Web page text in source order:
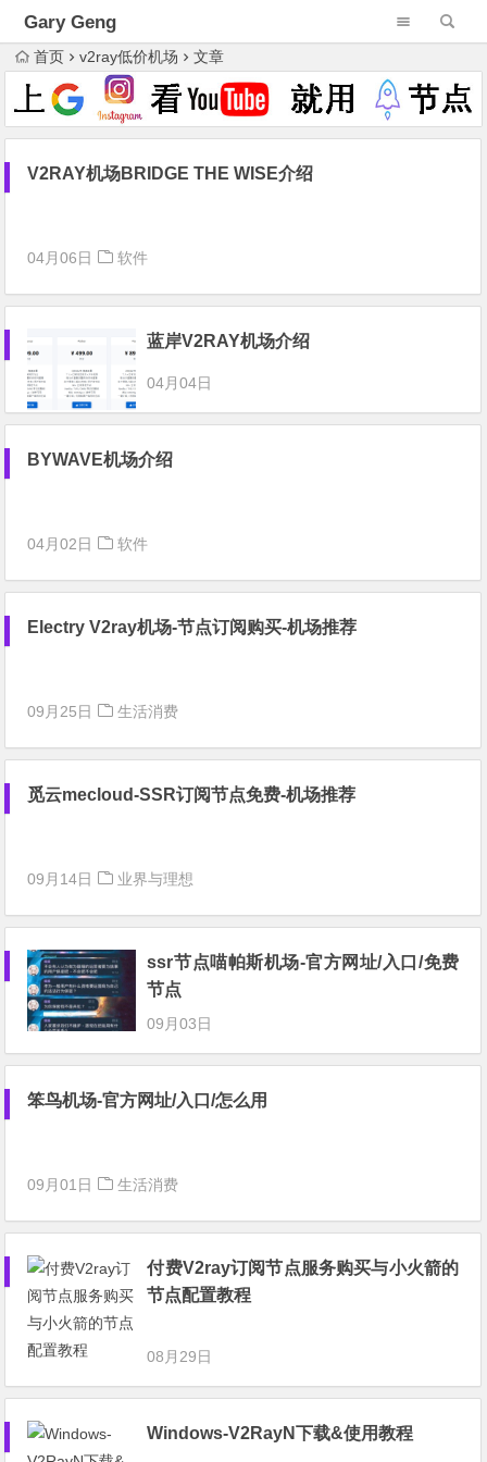
Gary Geng
首页 v2ray低价机场 文章
V2RAY机场BRIDGE THE WISE介绍
04月06日 软件
蓝岸V2RAY机场介绍
04月04日
BYWAVE机场介绍
04月02日 软件
Electry V2ray机场-节点订阅购买-机场推荐
09月25日 生活消费
觅云mecloud-SSR订阅节点免费-机场推荐
09月14日 业界与理想
ssr节点喵帕斯机场-官方网址/入口/免费
节点
09月03日
笨鸟机场-官方网址/入口/怎么用
09月01日 生活消费
付费V2ray订阅节点服务购买与小火箭的
节点配置教程
08月29日
Windows-V2RayN下载&使用教程